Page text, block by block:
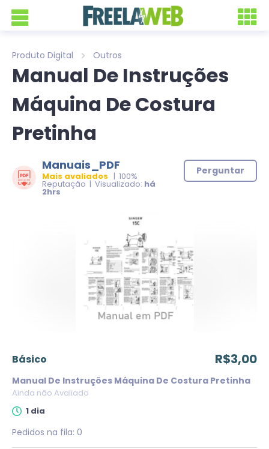
Produto Digital Outros
Manual De Instruções
Máquina De Costura
Pretinha
Manuais_PDF
Mais avaliados | 100%
Reputação | Visualizado: há
2hrs
Perguntar
básico R$3,00
Manual De Instruções Máquina De Costura Pretinha
Ainda não Avaliado
1 dia
Pedidos na fila: 0